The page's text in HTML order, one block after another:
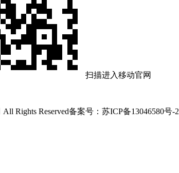
扫描进入移动官网
Rights Reserved备案号：苏ICP备13046580号-2